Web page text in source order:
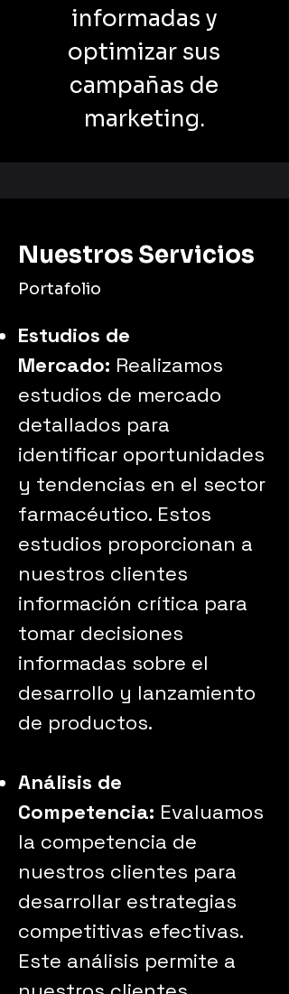
informadas y
optimizar sus
campañas de
marketing.
Nuestros Servicios
Portafolio
Estudios de
Mercado: Realizamos
estudios de mercado
detallados para
identificar oportunidades
y tendencias en el sector
farmacéutico. Estos
estudios proporcionan a
nuestros clientes
información crítica para
tomar decisiones
informadas sobre el
desarrollo y lanzamiento
de productos.
Análisis de
Competencia: Evaluamos
la competencia de
nuestros clientes para
desarrollar estrategias
competitivas efectivas.
Este análisis permite a